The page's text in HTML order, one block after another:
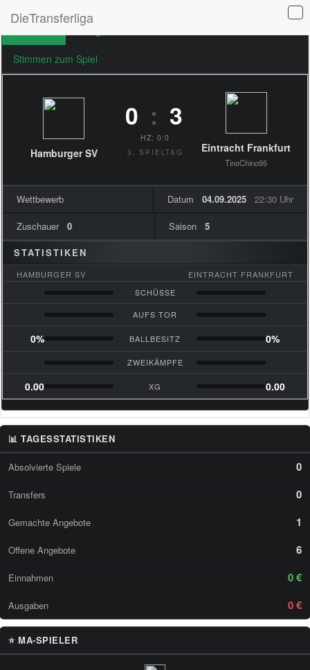
DieTransferliga
Stimmen zum Spiel
Hamburger SV
0 : 3
HZ: 0:0
3. SPIELTAG Eintracht Frankfurt
TinoChino95
Wettbewerb Datum 04.09.2025 22:30 Uhr
Zuschauer 0 Saison
5
STATISTIKEN
HAMBURGER SV
EINTRACHT FRANKFURT
SCHÜSSE
AUFS TOR
0% BALLBESITZ 0%
ZWEIKÄMPFE
0.00 XG 0.00
📊 TAGESSTATISTIKEN
Absolvierte Spiele 0
Transfers 0
Gemachte Angebote 1
Offene Angebote 6
Einnahmen 0 €
Ausgaben 0 €
⭐ MA-SPIELER